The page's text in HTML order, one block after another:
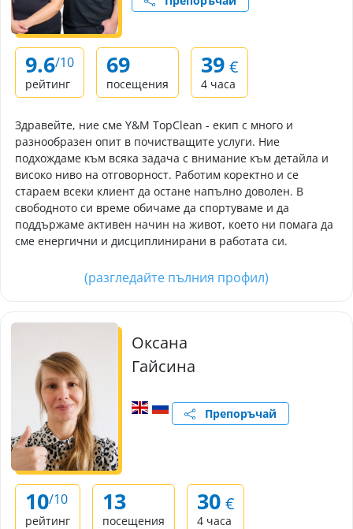
9.6/10
рейтинг
69
посещения
39 €
4 часа
Здравейте, ние сме Y&M TopClean - екип с много и
разнообразен опит в почистващите услуги. Ние
подхождаме към всяка задача с внимание към детайла и
високо ниво на отговорност. Работим коректно и се
стараем всеки клиент да остане напълно доволен. В
свободното си време обичаме да спортуваме и да
поддържаме активен начин на живот, което ни помага да
сме енергични и дисциплинирани в работата си.
(разгледайте пълния профил)
Оксана
Гайсина
Препоръчай
10/10
рейтинг
13
посещения
30 €
4 часа